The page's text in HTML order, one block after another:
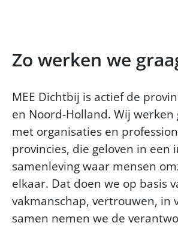
Zo werken we
MEE Dichtbij is actief de
en Noord-Holland. Wij werken
met organisaties en
provincies, die geloven in een
samenleving waar mensen
elkaar. Dat doen we op basis
vakmanschap, vertrouwen, in
samen nemen we de